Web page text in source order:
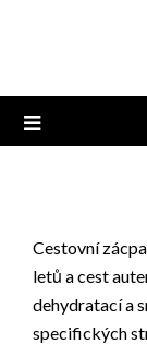
Cestovní
letů a cest
dehydratací a
specifických